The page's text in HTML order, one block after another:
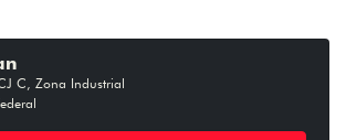
C, Zona Industrial